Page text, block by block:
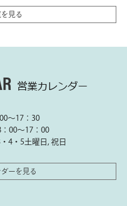
見る
営業カレンダー
～17：30
00～17：00
4・5土曜日, 祝日
ーを見る